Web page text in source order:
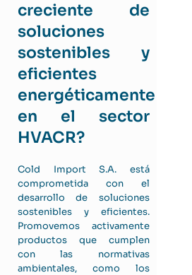
creciente de
soluciones
sostenibles y
eficientes
energéticamente
en el sector
HVACR?
Cold Import S.A. está
comprometida con el
desarrollo de soluciones
sostenibles y eficientes.
Promovemos activamente
productos que cumplen
con las normativas
ambientales, como los